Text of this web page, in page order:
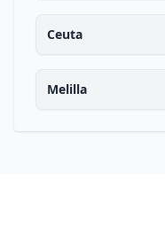
Ceuta
Melilla